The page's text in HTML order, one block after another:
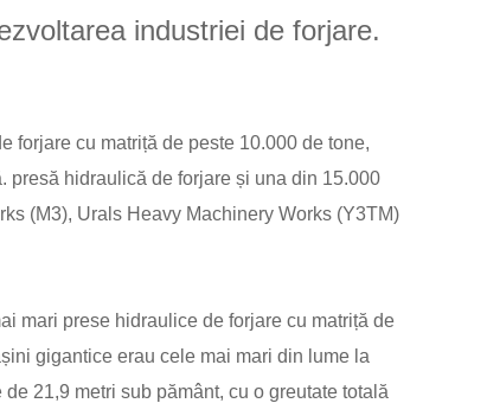
industriei de forjare.
forjare cu matriță de peste 10.000 de tone,
presă hidraulică de forjare și una din 15.000
(M3), Urals Heavy Machinery Works (Y3TM)
mari prese hidraulice de forjare cu matriță de
gigantice erau cele mai mari din lume la
21,9 metri sub pământ, cu o greutate totală